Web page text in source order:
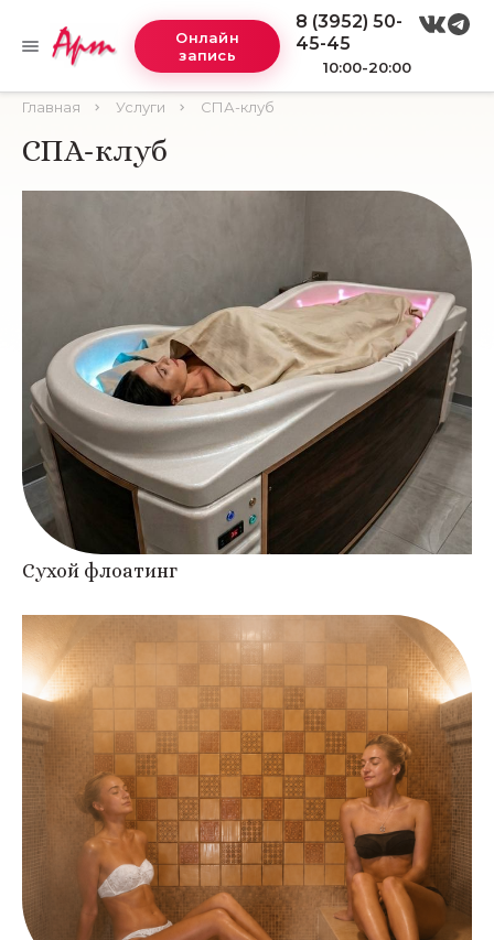
Онлайн
запись
8 (3952) 50-
45-45
10:00-20:00
Главная Услуги СПА-клуб
СПА-клуб
Сухой флоатинг